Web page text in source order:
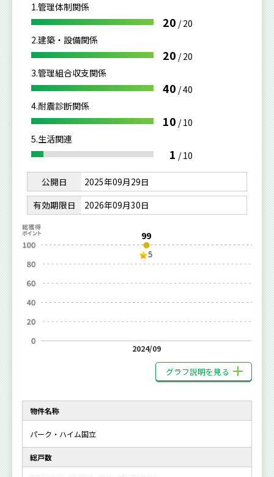
1.管理体制関係
20 /20
2.建築・設備関係
20 /20
3.管理組合収支関係
40 /40
4.耐震診断関係
10 /10
5.生活関連
1 /10
公開日
2025年09月29日
有効期限日
2026年09月30日
99
5
2024/09
グラフ説明を見る
物件名称
パーク・ハイム国立
総戸数